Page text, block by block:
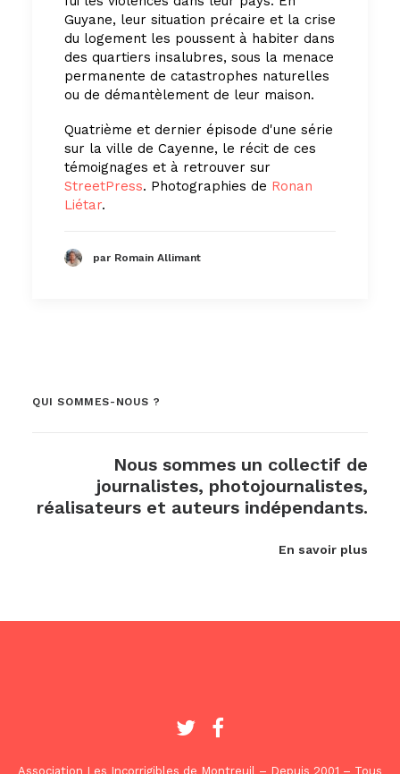
Guyane, leur situation précaire et la crise
du logement les poussent à habiter dans
des quartiers insalubres, sous la menace
permanente de catastrophes naturelles
ou de démantèlement de leur maison.
Quatrième et dernier épisode d'une série
sur la ville de Cayenne, le récit de ces
témoignages et à retrouver sur
StreetPress. Photographies de Ronan
Liétar.
par Romain Allimant
QUI SOMMES-NOUS ?
Nous sommes un collectif de
journalistes, photojournalistes,
réalisateurs et auteurs indépendants.
En savoir plus
Association Les Incorrigibles de Montreuil – Depuis 2001 – Tous